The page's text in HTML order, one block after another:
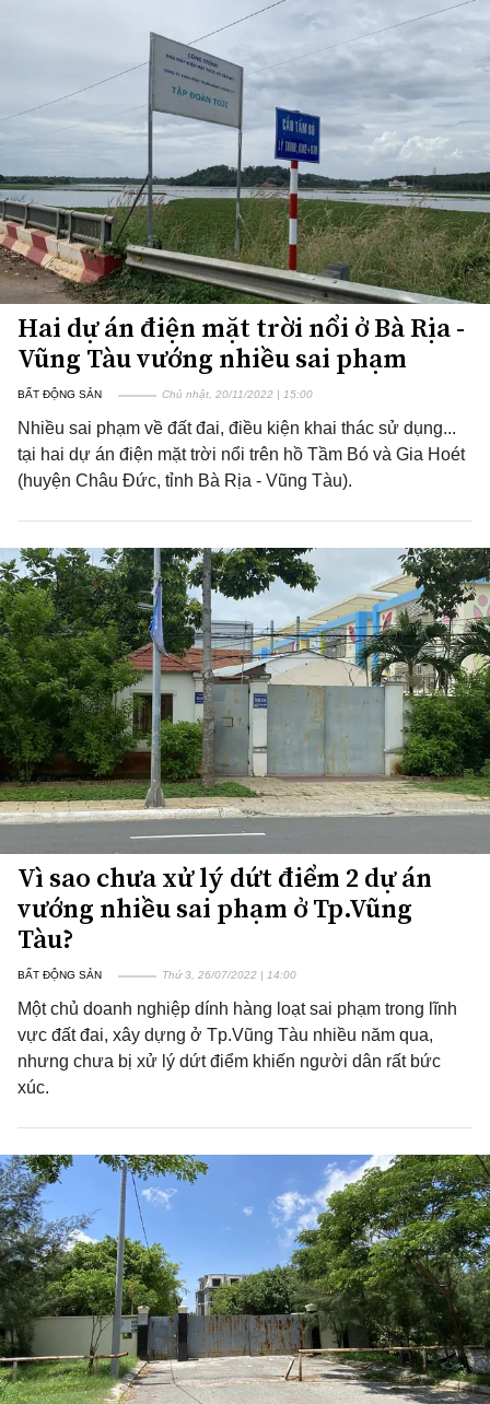
Hai dự án điện mặt trời nổi ở Bà Rịa -
Vũng Tàu vướng nhiều sai phạm
BẤT ĐỘNG SẢN Chủ nhật, 20/11/2022 | 15:00
Nhiều sai phạm về đất đai, điều kiện khai thác sử dụng...
tại hai dự án điện mặt trời nổi trên hồ Tầm Bó và Gia Hoét
(huyện Châu Đức, tỉnh Bà Rịa - Vũng Tàu).
Vì sao chưa xử lý dứt điểm 2 dự án
vướng nhiều sai phạm ở Tp.Vũng
Tàu?
BẤT ĐỘNG SẢN Thứ 3, 26/07/2022 | 14:00
Một chủ doanh nghiệp dính hàng loạt sai phạm trong lĩnh
vực đất đai, xây dựng ở Tp.Vũng Tàu nhiều năm qua,
nhưng chưa bị xử lý dứt điểm khiến người dân rất bức
xúc.